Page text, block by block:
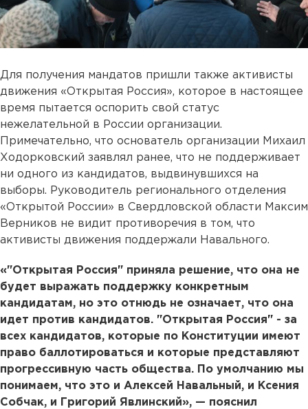
Для получения мандатов пришли также активисты
движения «Открытая Россия», которое в настоящее
время пытается оспорить свой статус
нежелательной в России организации.
Примечательно, что основатель организации Михаил
Ходорковский заявлял ранее, что не поддерживает
ни одного из кандидатов, выдвинувшихся на
выборы. Руководитель регионального отделения
«Открытой России» в Свердловской области Максим
Верников не видит противоречия в том, что
активисты движения поддержали Навального.
«"Открытая Россия" приняла решение, что она не
будет выражать поддержку конкретным
кандидатам, но это отнюдь не означает, что она
идет против кандидатов. "Открытая Россия" - за
всех кандидатов, которые по Конституции имеют
право баллотироваться и которые представляют
прогрессивную часть общества. По умолчанию мы
понимаем, что это и Алексей Навальный, и Ксения
Собчак, и Григорий Явлинский», — пояснил